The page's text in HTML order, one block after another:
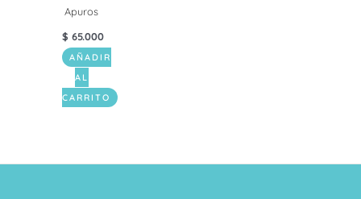
Apuros
$ 65.000
AÑADIR
AL
CARRITO